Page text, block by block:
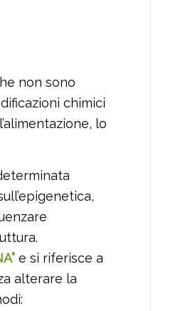
non sono
chimici
lo
e si riferisce a
alterare la